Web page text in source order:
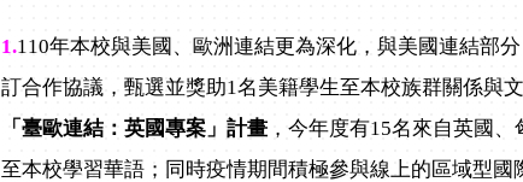
1.110年本校與美國、歐洲連結更為深化，與美國連結部
訂合作協議，甄選並獎助1名美籍學生至本校族群關係與
「臺歐連結：英國專案」計畫 ，今年度有15名來自英國
至本校學習華語；同時疫情期間積極參與線上的區域型